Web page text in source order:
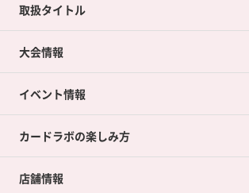
取扱タイトル
大会情報
イベント情報
カードラボの楽しみ方
店舗情報